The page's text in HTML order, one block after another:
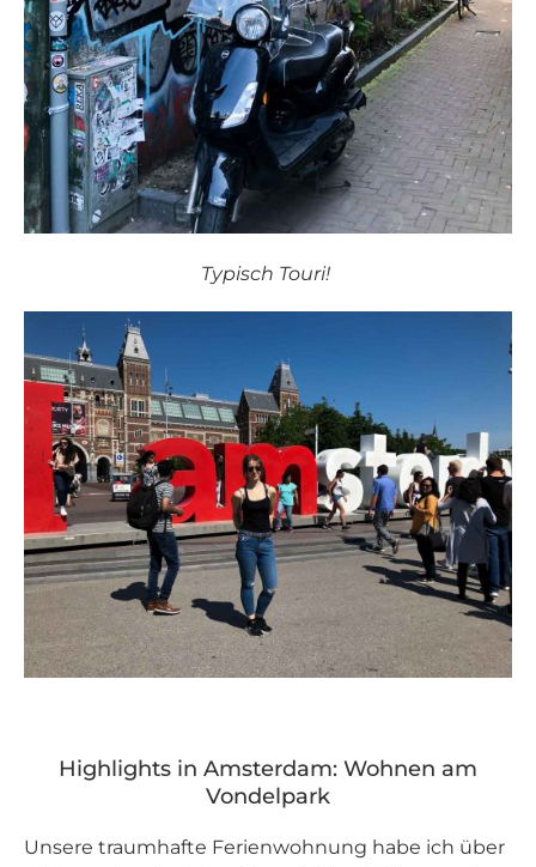
Typisch Touri!
Highlights in Amsterdam: Wohnen am
Vondelpark
Unsere traumhafte Ferienwohnung habe ich über